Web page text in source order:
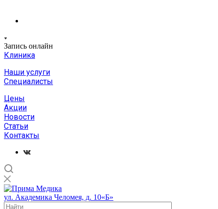
Запись онлайн
Клиника
Наши услуги
Специалисты
Цены
Акции
Новости
Статьи
Контакты
ул. Академика Челомея, д. 10«Б»